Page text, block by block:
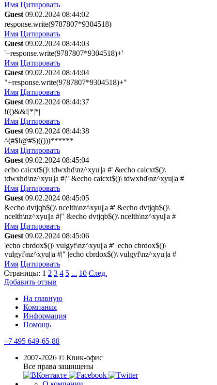
Имя Цитировать
Guest 09.02.2024 08:44:02
response.write(9787807*9304518)
Имя Цитировать
Guest 09.02.2024 08:44:03
'+response.write(9787807*9304518)+'
Имя Цитировать
Guest 09.02.2024 08:44:04
"+response.write(9787807*9304518)+"
Имя Цитировать
Guest 09.02.2024 08:44:37
!(()&&!|*|*|
Имя Цитировать
Guest 09.02.2024 08:44:38
^(#$!@#$)(()))******
Имя Цитировать
Guest 09.02.2024 08:45:04
echo caicxt$()\ tdwxhd\nz^xyu||a #' &echo caicxt$()\
tdwxhd\nz^xyu||a #|" &echo caicxt$()\ tdwxhd\nz^xyu||a #
Имя Цитировать
Guest 09.02.2024 08:45:05
&echo dvtjqb$()\ ncelth\nz^xyu||a #' &echo dvtjqb$()\
ncelth\nz^xyu||a #|" &echo dvtjqb$()\ ncelth\nz^xyu||a #
Имя Цитировать
Guest 09.02.2024 08:45:06
|echo cbrdox$()\ vulgyf\nz^xyu||a #' |echo cbrdox$()\
vulgyf\nz^xyu||a #|" |echo cbrdox$()\ vulgyf\nz^xyu||a #
Имя Цитировать
Страницы: 1 2 3 4 5 ... 10 След.
Добавить отзыв
На главную
Компания
Информация
Помощь
+7 495 649-65-88
2007-2026 © Квик-офис
Все права защищены